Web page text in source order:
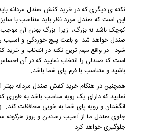
نکته ی دیگری که در خرید کفش صندلمردانه
این است که صندل مورد نظر باید متناسب با
کوچک باشد نه بزرگ، زیرا بزرگ بودن آن
صندل خواهد شد و باعث پیچ خوردگی و آسیب
شود. در واقع مهم ترین نکته در انتخاب و خرید
است که صندلی را انتخاب نمایید که در آن
باشید و متناسب با فرم پای شما باشد.
همچنین در هنگامخرید کفش صندلمردانه
نمایید که دارای یک رویه مناسب باشد به طوری که
انگشتان و رویه پای شما به خوبی محافظت
جلوی صندل ها از آسیب رساندن و بروز هرگونه
جلوگیری خواهد کرد.